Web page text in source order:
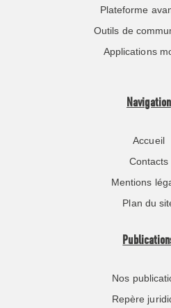
Plateforme
Outils de
Applications
Navigation
Accueil
Contacts
Mentions
Plan du
Nos
Repère